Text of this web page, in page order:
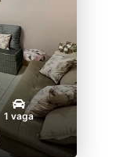
1 vaga